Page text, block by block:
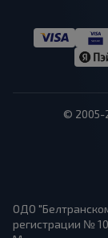
© 2005-
ОДО
регистрации №